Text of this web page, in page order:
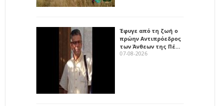
Έφυγε από τη ζωή ο
πρώην Αντιπρόεδρος
των Άνθεων της Πέ…
07-08-2026